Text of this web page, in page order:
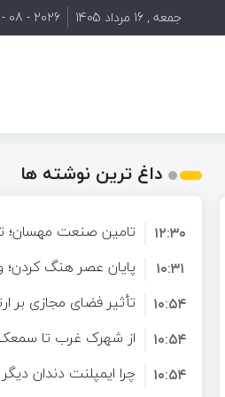
جمعه , 16 مرداد 1405 2026 - 08 - 07
داغ ترین نوشته ها
تامین صنعت مهسان؛
تخصصی برای صنایع
۱۲:۳۰
پایان عصر هنگ کردن؛
پیدا کرد!
۱۰:۳۱
تأثیر فضای مجازی بر
دنیای دیجیتال
۱۰:۵۴
از شهرک غرب تا
تهران
۱۰:۵۴
چرا ایمپلنت دندان
۱۰:۵۴